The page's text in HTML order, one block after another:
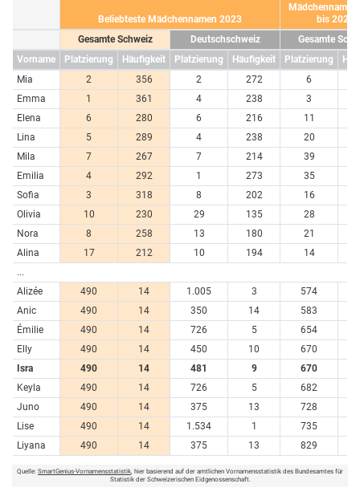
Beliebteste Mädchennamen 2023
bis 2023
Gesamte Schweiz
Deutschschweiz
Gesamte
Vorname
Platzierung Häufigkeit Platzierung Häufigkeit Platzierung
Mia
2 356 2 272 6
Emma
1 361 4 238 3
Elena
6 280 6 216 11
Lina
5 289 4 238 20
Mila
7 267 7 214 39
Emilia
4 292 1 273 35
Sofia
3 318 8 202 16
Olivia
10 230 29 135 28
Nora
8 258 13 180 21
Alina
17 212 10 194 14
...
Alizée
490 14 1.005 3 574
Anic
490 14 350 14 583
Émilie
490 14 726 5 654
Elly
490 14 450 10 670
Isra
490 14 481 9 670
Keyla
490 14 726 5 682
Juno
490 14 375 13 728
Lise
490 14 1.534 1 735
Liyana
490 14 375 13 829
Quelle: SmartGenius-Vornamensstatistik, hier basierend auf der amtlichen Vornamensstatistik des Bundesamtes für
Statistik der Schweizerischen Eidgenossenschaft.